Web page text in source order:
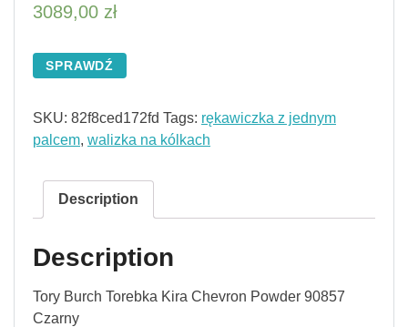
3089,00 zł
SPRAWDŹ
SKU: 82f8ced172fd Tags: rękawiczka z jednym
palcem, walizka na kólkach
Description
Description
Tory Burch Torebka Kira Chevron Powder 90857
Czarny